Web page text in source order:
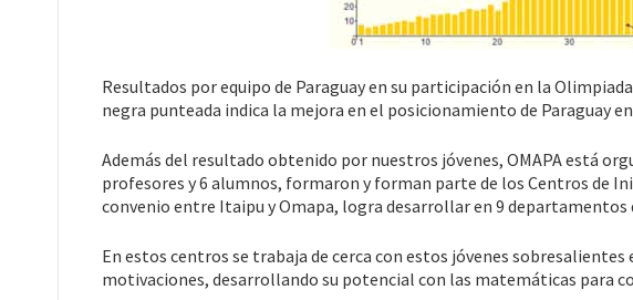
Resultados por equipo de Paraguay en su participación en la
negra punteada indica la mejora en el posicionamiento de Paraguay
Además del resultado obtenido por nuestros jóvenes, OMAPA está
profesores y 6 alumnos, formaron y forman parte de los Centros de
convenio entre Itaipu y Omapa, logra desarrollar en 9 departamentos
En estos centros se trabaja de cerca con estos jóvenes
motivaciones, desarrollando su potencial con las matemáticas para